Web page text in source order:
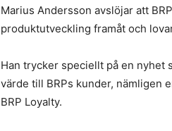
Marius Andersson avslöjar att
produktutveckling framåt och
Han trycker speciellt på en nyhet
värde till BRPs kunder, nämligen
BRP Loyalty.